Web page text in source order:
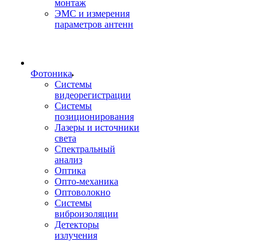
монтаж
ЭМС и измерения
параметров антенн
Фотоника
Cистемы
видеорегистрации
Системы
позиционирования
Лазеры и источники
света
Спектральный
анализ
Оптика
Опто-механика
Оптоволокно
Системы
виброизоляции
Детекторы
излучения